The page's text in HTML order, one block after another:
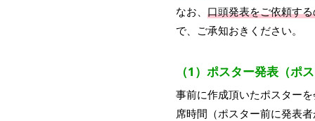
なお、 口頭発表をご依頼す
で、ご承知おきください。
（1）ポスター発表（ポ
事前に作成頂いたポスター
席時間（ポスター前に発表